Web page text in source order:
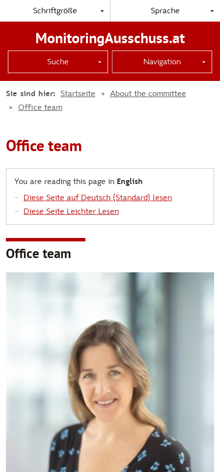
Schriftgröße Sprache
MonitoringAusschuss.at
Suche Navigation
Sie sind hier: Startseite
About the committee
Office team
You are reading this page in English
Diese Seite auf Deutsch (Standard) lesen
Diese Seite Leichter Lesen
Office team
Office team